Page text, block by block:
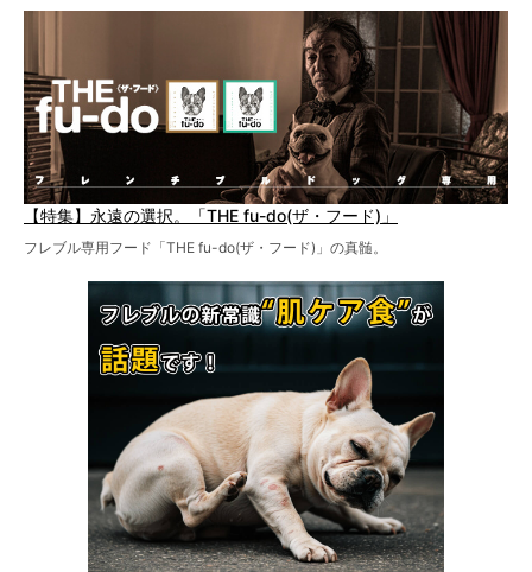
【特集】永遠の選択。「THE fu-do(ザ・フード)」
フレブル専用フード「THE fu-do(ザ・フード)」の真髄。